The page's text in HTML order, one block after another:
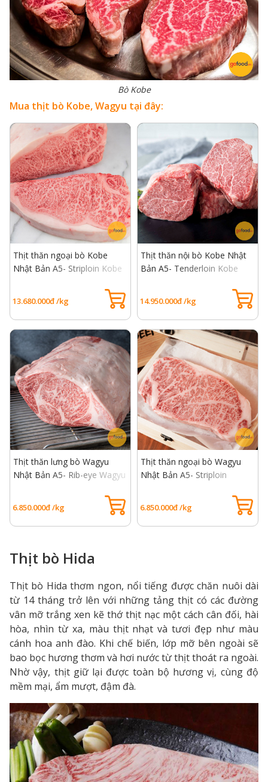
Bò Kobe
Mua thịt bò Kobe, Wagyu tại đây:
Thịt thăn ngoại bò Kobe
Nhật Bản A5- Striploin Kobe
13.680.000đ /kg
Thịt thăn nội bò Kobe Nhật
Bản A5- Tenderloin Kobe
14.950.000đ /kg
Thịt thăn lưng bò Wagyu
Nhật Bản A5- Rib-eye Wagyu
6.850.000đ /kg
Thịt thăn ngoại bò Wagyu
Nhật Bản A5- Striploin
6.850.000đ /kg
Thịt bò Hida
Thịt bò Hida thơm ngon, nổi tiếng được chăn nuôi dài
từ 14 tháng trở lên với những tảng thịt có các đường
vân mỡ trắng xen kẽ thớ thịt nạc một cách cân đối, hài
hòa, nhìn từ xa, màu thịt nhạt và tươi đẹp như màu
cánh hoa anh đào. Khi chế biến, lớp mỡ bên ngoài sẽ
bao bọc hương thơm và hơi nước từ thịt thoát ra ngoài.
Nhờ vậy, thịt giữ lại được toàn bộ hương vị, cùng độ
mềm mại, ẩm mượt, đậm đà.